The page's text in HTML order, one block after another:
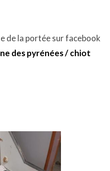
de la portée sur facebook
des pyrénées / chiot